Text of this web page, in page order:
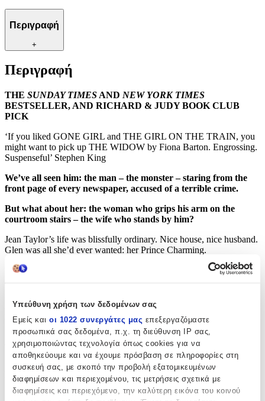
Υπεύθυνη χρήση των δεδομένων σας
Εμείς και οι 1022 συνεργάτες μας επεξεργαζόμαστε
προσωπικά σας δεδομένα, π.χ. τη διεύθυνση IP σας,
χρησιμοποιώντας τεχνολογία όπως cookies για να
αποθηκεύουμε και να έχουμε πρόσβαση σε πληροφορίες στη
συσκευή σας, με σκοπό την προβολή εξατομικευμένων
διαφημίσεων και περιεχομένου, τις μετρήσεις σχετικά με
διαφημίσεις και περιεχόμενο, την καλύτερη εικόνα του κοινού
Περιγραφή
+
Περιγραφή
THE SUNDAY TIMES AND NEW YORK TIMES
BESTSELLER, AND RICHARD & JUDY BOOK CLUB
PICK
‘If you liked GONE GIRL and THE GIRL ON THE TRAIN, you
might want to pick up THE WIDOW by Fiona Barton. Engrossing.
Suspenseful’ Stephen King
We’ve all seen him: the man – the monster – staring from the
front page of every newspaper, accused of a terrible crime.
But what about her: the woman who grips his arm on the
courtroom stairs – the wife who stands by him?
Jean Taylor’s life was blissfully ordinary. Nice house, nice husband.
Glen was all she’d ever wanted: her Prince Charming.
Until he became that man accused, that monster on the front page.
Jean was married to a man everyone thought capable of
But now Glen is dead and she’s alone for the first time, free to tell
her story on her own terms.
Jean Taylor is going to tell us what she knows.
***** ‘The book
really got under my skin
and had me turning
pages at a rate of knots, unable to tear myself away.’
***** ‘Anutterly addictiveread that I couldn’t put down.’
***** ‘Clever twists and turns . . . kept me on my toesuntil the